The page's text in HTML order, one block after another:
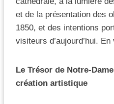
et de la présentation des
1850, et des intentions
visiteurs d’aujourd’hui.
Le Trésor de Notre-
création artistique